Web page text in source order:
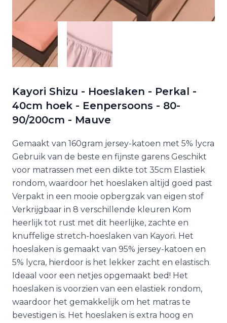
Kayori Shizu - Hoeslaken - Perkal -
40cm hoek - Eenpersoons - 80-
90/200cm - Mauve
Gemaakt van 160gram jersey-katoen met 5% lycra
Gebruik van de beste en fijnste garens Geschikt
voor matrassen met een dikte tot 35cm Elastiek
rondom, waardoor het hoeslaken altijd goed past
Verpakt in een mooie opbergzak van eigen stof
Verkrijgbaar in 8 verschillende kleuren Kom
heerlijk tot rust met dit heerlijke, zachte en
knuffelige stretch-hoeslaken van Kayori. Het
hoeslaken is gemaakt van 95% jersey-katoen en
5% lycra, hierdoor is het lekker zacht en elastisch.
Ideaal voor een netjes opgemaakt bed! Het
hoeslaken is voorzien van een elastiek rondom,
waardoor het gemakkelijk om het matras te
bevestigen is. Het hoeslaken is extra hoog en